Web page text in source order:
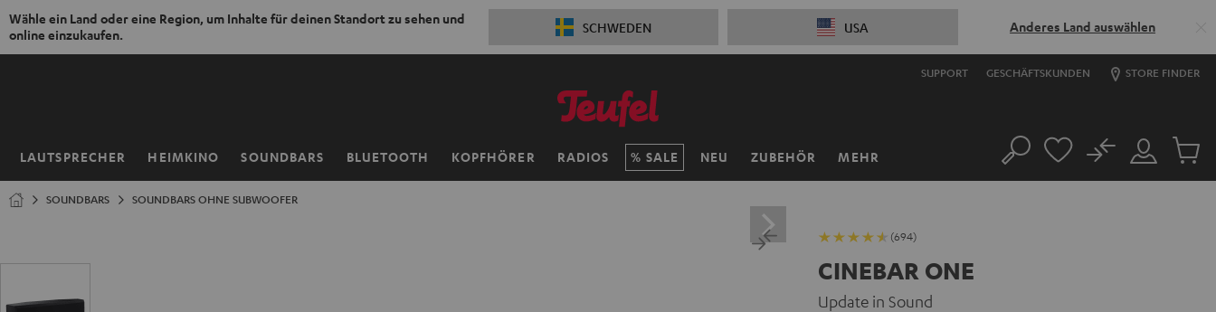
Wähle ein Land oder eine Region, um Inhalte für deinen Standort zu sehen und
online einzukaufen.
SCHWEDEN USA Anderes Land auswählen
ZUM
SUPPORT GESCHÄFTSKUNDEN STORE FINDER
LAUTSPRECHER HEIMKINO SOUNDBARS BLUETOOTH KOPFHÖRER RADIOS SALE NEU ZUBEHÖR MEHR
Startseite Suche
Mein
Konto
No
Artikel
SOUNDBARS SOUNDBARS OHNE SUBWOOFER
(694)
CINEBAR ONE
Update in Sound